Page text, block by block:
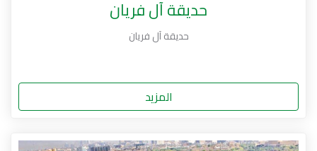
حديقة آل فريان
حديقة آل فريان
المزيد